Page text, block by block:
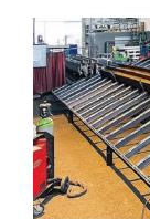
Ingrandisci
immagine